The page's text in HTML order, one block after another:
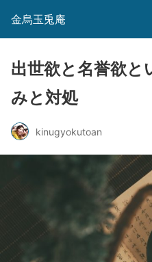
金烏玉兎庵
出世欲と名誉欲と
みと対処
kinugyokutoan